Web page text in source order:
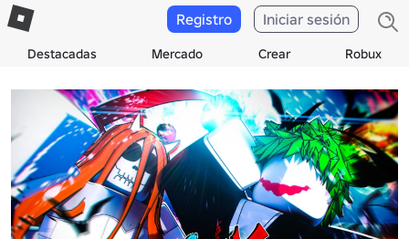
Destacadas Mercado Crear Robux
Registro Iniciar sesión